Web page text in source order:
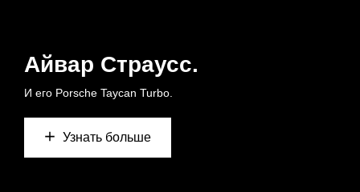
Айвар Страусс.
И его Porsche Taycan Turbo.
Узнать больше